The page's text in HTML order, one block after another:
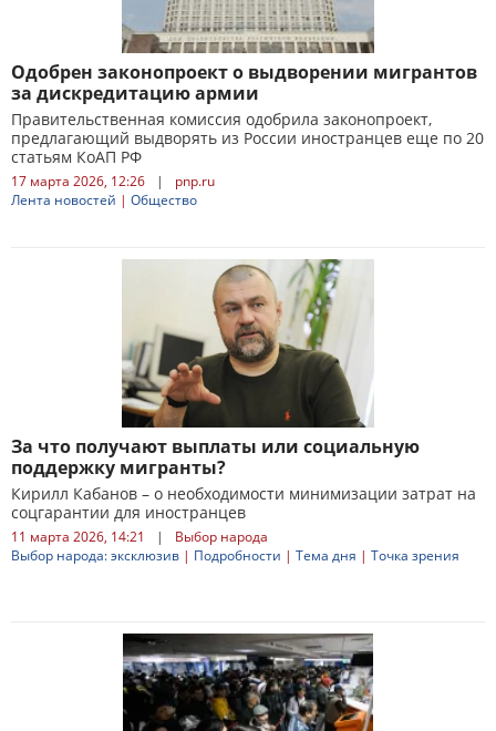
Одобрен законопроект о выдворении мигрантов
за дискредитацию армии
Правительственная комиссия одобрила законопроект,
предлагающий выдворять из России иностранцев еще по 20
статьям КоАП РФ
17 марта 2026, 12:26 |
pnp.ru
Лента новостей | Общество
За что получают выплаты или социальную
поддержку мигранты?
Кирилл Кабанов – о необходимости минимизации затрат на
соцгарантии для иностранцев
11 марта 2026, 14:21 |
Выбор народа
Выбор народа: эксклюзив | Подробности | Тема дня | Точка зрения